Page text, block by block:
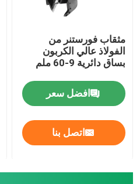
مثقاب فورستنر من
الفولاذ عالي الكربون
بساق دائرية 9-60 ملم
افضل سعر
اتصل بنا